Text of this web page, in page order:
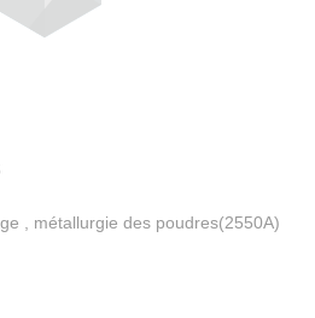
, métallurgie des poudres(2550A)